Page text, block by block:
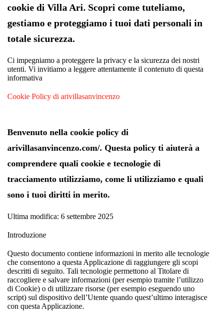
cookie di Villa Ari. Scopri come tuteliamo,
gestiamo e proteggiamo i tuoi dati personali in
totale sicurezza.
Ci impegniamo a proteggere la privacy e la sicurezza dei nostri
utenti. Vi invitiamo a leggere attentamente il contenuto di questa
informativa
Cookie Policy di arivillasanvincenzo
Benvenuto nella cookie policy di
arivillasanvincenzo.com/. Questa policy ti aiuterà a
comprendere quali cookie e tecnologie di
tracciamento utilizziamo, come li utilizziamo e quali
sono i tuoi diritti in merito.
Ultima modifica: 6 settembre 2025
Introduzione
Questo documento contiene informazioni in merito alle tecnologie
che consentono a questa Applicazione di raggiungere gli scopi
descritti di seguito. Tali tecnologie permettono al Titolare di
raccogliere e salvare informazioni (per esempio tramite l’utilizzo
di Cookie) o di utilizzare risorse (per esempio eseguendo uno
script) sul dispositivo dell’Utente quando quest’ultimo interagisce
con questa Applicazione.